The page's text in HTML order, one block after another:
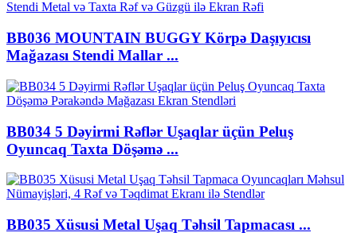
BB036 MOUNTAIN BUGGY Körpə Daşıyıcısı
Mağazası Stendi Mallar ...
BB034 5 Dəyirmi Rəflər Uşaqlar üçün Peluş
Oyuncaq Taxta Döşəmə ...
BB035 Xüsusi Metal Uşaq Təhsil Tapmacası ...